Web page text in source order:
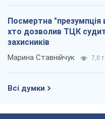
Посмертна "презумпція
хто дозволив ТЦК
захисників
Марина Ставнійчук 7,0 т.
Всі думки